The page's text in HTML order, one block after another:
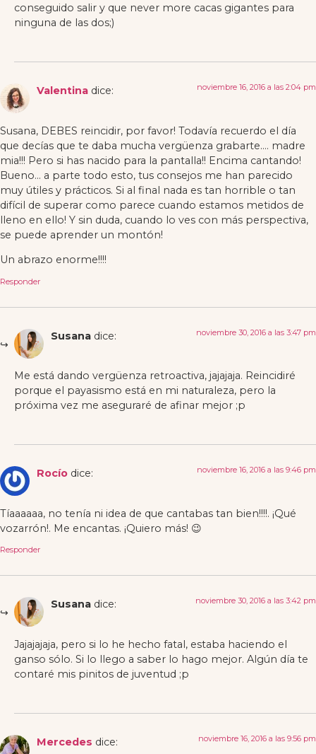
conseguido salir y que never more cacas gigantes para
ninguna de las dos;)
Valentina dice: noviembre 16, 2016 a las 2:04 pm
Susana, DEBES reincidir, por favor! Todavía recuerdo el día
que decías que te daba mucha vergüenza grabarte…. madre
mia!!! Pero si has nacido para la pantalla!! Encima cantando!
Bueno… a parte todo esto, tus consejos me han parecido
muy útiles y prácticos. Si al final nada es tan horrible o tan
difícil de superar como parece cuando estamos metidos de
lleno en ello! Y sin duda, cuando lo ves con más perspectiva,
se puede aprender un montón!
Un abrazo enorme!!!!
Responder
Susana dice: noviembre 30, 2016 a las 3:47 pm
Me está dando vergüenza retroactiva, jajajaja. Reincidiré
porque el payasismo está en mi naturaleza, pero la
próxima vez me aseguraré de afinar mejor ;p
Rocío dice: noviembre 16, 2016 a las 9:46 pm
Tíaaaaaa, no tenía ni idea de que cantabas tan bien!!!!. ¡Qué
vozarrón!. Me encantas. ¡Quiero más! 😉
Responder
Susana dice: noviembre 30, 2016 a las 3:42 pm
Jajajajaja, pero si lo he hecho fatal, estaba haciendo el
ganso sólo. Si lo llego a saber lo hago mejor. Algún día te
contaré mis pinitos de juventud ;p
Mercedes dice: noviembre 16, 2016 a las 9:56 pm